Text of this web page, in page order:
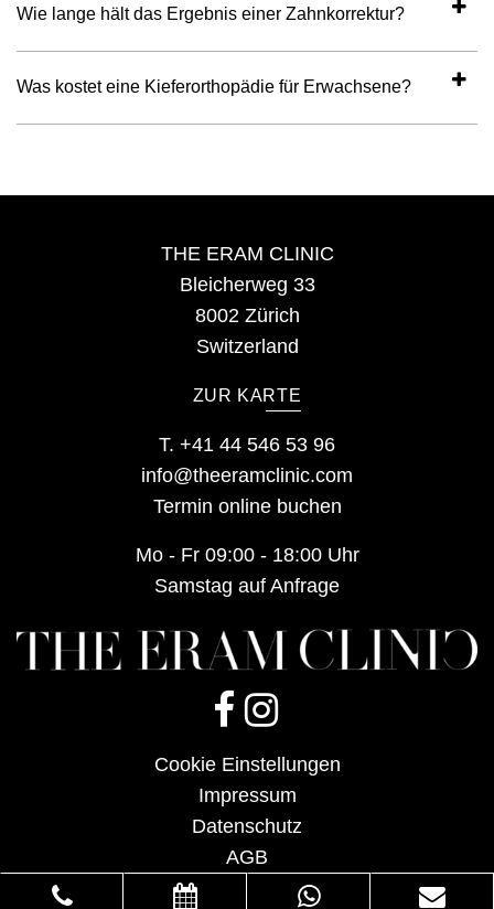
Wie lange hält das Ergebnis einer Zahnkorrektur?
Was kostet eine Kieferorthopädie für Erwachsene?
THE ERAM CLINIC
Bleicherweg 33
8002 Zürich
Switzerland
ZUR KARTE
T. +41 44 546 53 96
info@theeramclinic.com
Termin online buchen
Mo - Fr 09:00 - 18:00 Uhr
Samstag auf Anfrage
Cookie Einstellungen
Impressum
Datenschutz
AGB